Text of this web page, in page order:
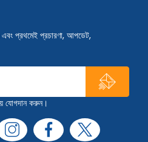
প্রথমেই প্রচারণা, আপডেট,
যোগদান করুন।